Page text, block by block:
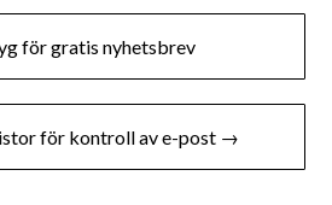
för gratis nyhetsbrev
för kontroll av e-post →